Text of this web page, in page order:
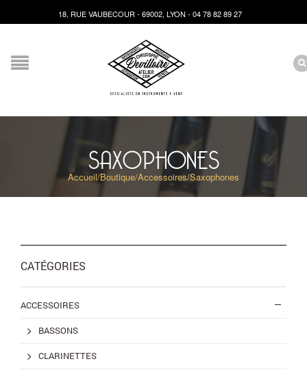
18, RUE VAUBECOUR - 69002, LYON - 04 78 82 89 27
SAXOPHONES
Accueil/Boutique/Accessoires/Saxophones
CATÉGORIES
ACCESSOIRES
BASSONS
CLARINETTES